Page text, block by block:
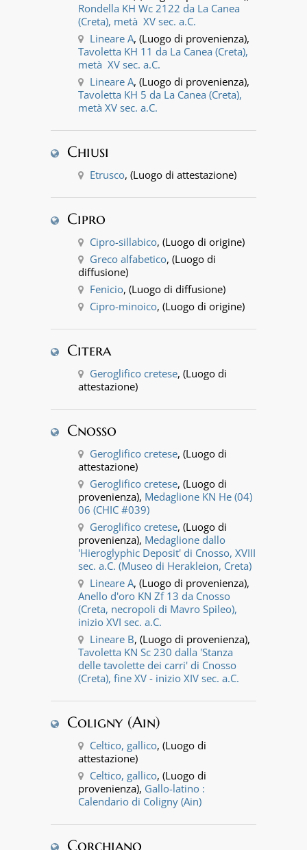
Rondella KH Wc 2122 da La Canea
(Creta), metà XV sec. a.C.
Lineare A, (Luogo di provenienza),
Tavoletta KH 11 da La Canea (Creta),
metà XV sec. a.C.
Lineare A, (Luogo di provenienza),
Tavoletta KH 5 da La Canea (Creta),
metà XV sec. a.C.
Chiusi
Etrusco, (Luogo di attestazione)
Cipro
Cipro-sillabico, (Luogo di origine)
Greco alfabetico, (Luogo di
diffusione)
Fenicio, (Luogo di diffusione)
Cipro-minoico, (Luogo di origine)
Citera
Geroglifico cretese, (Luogo di
attestazione)
Cnosso
Geroglifico cretese, (Luogo di
attestazione)
Geroglifico cretese, (Luogo di
provenienza), Medaglione KN He (04)
06 (CHIC #039)
Geroglifico cretese, (Luogo di
provenienza), Medaglione dallo
'Hieroglyphic Deposit' di Cnosso, XVIII
sec. a.C. (Museo di Herakleion, Creta)
Lineare A, (Luogo di provenienza),
Anello d'oro KN Zf 13 da Cnosso
(Creta, necropoli di Mavro Spileo),
inizio XVI sec. a.C.
Lineare B, (Luogo di provenienza),
Tavoletta KN Sc 230 dalla 'Stanza
delle tavolette dei carri' di Cnosso
(Creta), fine XV - inizio XIV sec. a.C.
Coligny (Ain)
Celtico, gallico, (Luogo di
attestazione)
Celtico, gallico, (Luogo di
provenienza), Gallo-latino :
Calendario di Coligny (Ain)
Corchiano